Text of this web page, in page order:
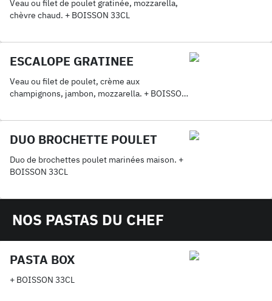
Veau ou filet de poulet gratinée, mozzarella,
chèvre chaud. + BOISSON 33CL
ESCALOPE GRATINEE
Veau ou filet de poulet, crème aux
champignons, jambon, mozzarella. + BOISSON
DUO BROCHETTE POULET
Duo de brochettes poulet marinées maison. +
BOISSON 33CL
NOS PASTAS DU CHEF
PASTA BOX
+ BOISSON 33CL